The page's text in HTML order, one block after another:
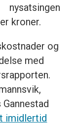
nysatsingen
kroner.
og
med
imidlertid